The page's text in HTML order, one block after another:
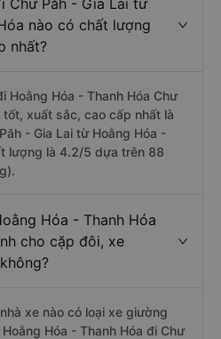
Chư Păh - Gia Lai từ
nào có chất lượng
nhất?
Hoằng Hóa - Thanh Hóa Chư
xuất sắc, cao cấp nhất là
- Gia Lai từ Hoằng Hóa -
lượng là 4.2/5 dựa trên 88
Hóa - Thanh Hóa
cho cặp đôi, xe
xe nào có loại xe giường
Hóa - Thanh Hóa đi Chư